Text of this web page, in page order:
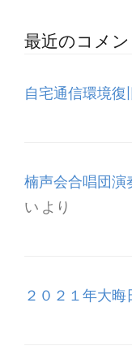
最近のコメン
自宅通信環境復
楠声会合唱団演
い より
２０２１年大晦